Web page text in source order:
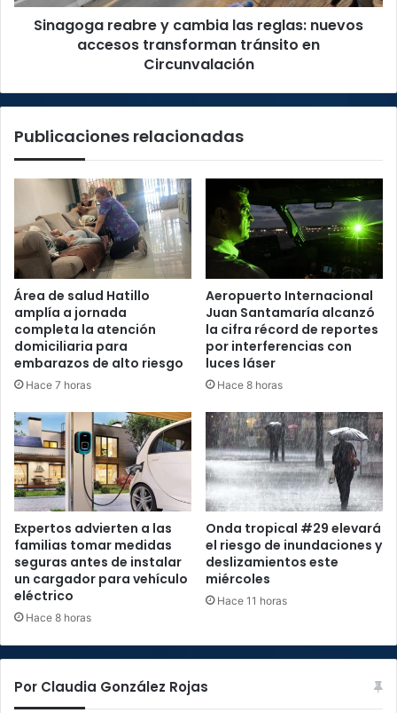
transforman
tránsito
Sinagoga reabre y cambia las reglas: nuevos
accesos transforman tránsito en
Circunvalación
Publicaciones relacionadas
Área de salud Hatillo
amplía a jornada
completa la atención
domiciliaria para
embarazos de alto riesgo
Hace 7 horas
Aeropuerto Internacional
Juan Santamaría alcanzó
la cifra récord de reportes
por interferencias con
luces láser
Hace 8 horas
Expertos advierten a las
familias tomar medidas
seguras antes de instalar
un cargador para vehículo
eléctrico
Hace 8 horas
Onda tropical #29 elevará
el riesgo de inundaciones y
deslizamientos este
miércoles
Hace 11 horas
Por Claudia González Rojas